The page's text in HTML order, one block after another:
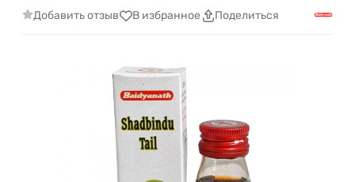
Добавить отзыв В избранное Поделиться